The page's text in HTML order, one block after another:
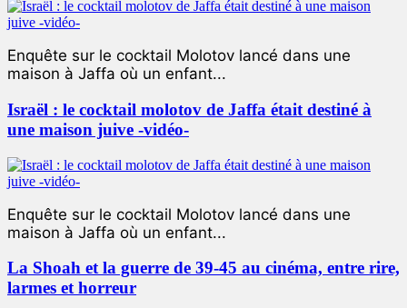
Enquête sur le cocktail Molotov lancé dans une
maison à Jaffa où un enfant...
Israël : le cocktail molotov de Jaffa était destiné à
une maison juive -vidéo-
Enquête sur le cocktail Molotov lancé dans une
maison à Jaffa où un enfant...
La Shoah et la guerre de 39-45 au cinéma, entre rire,
larmes et horreur